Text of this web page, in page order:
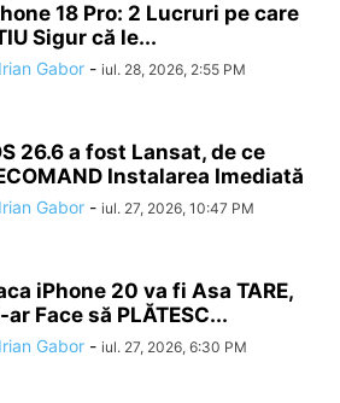
18 Pro: 2 Lucruri pe care
Sigur că le...
Gabor - iul. 28, 2026, 2:55 PM
26.6 a fost Lansat, de ce
Instalarea Imediată
Gabor - iul. 27, 2026, 10:47 PM
iPhone 20 va fi Asa TARE,
ar Face să PLĂTESC...
Gabor - iul. 27, 2026, 6:30 PM